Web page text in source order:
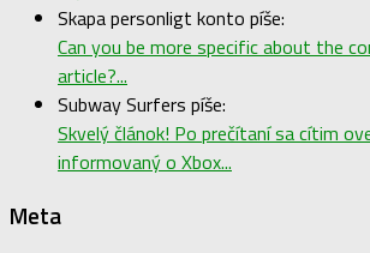
Skapa personligt konto píše:
Can you be more specific about the
article?...
Subway Surfers píše:
Skvelý článok! Po prečítaní sa cítim
informovaný o Xbox...
Meta